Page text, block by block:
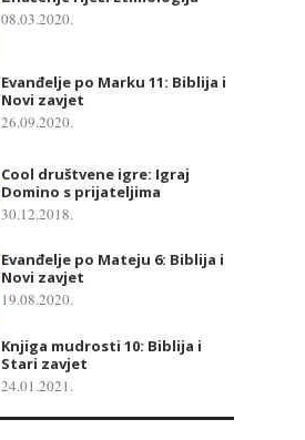
08.03.2020.
Evanđelje po Marku 11: Biblija i
Novi zavjet
26.09.2020.
Cool društvene igre: Igraj
Domino s prijateljima
30.12.2018.
Evanđelje po Mateju 6: Biblija i
Novi zavjet
19.08.2020.
Knjiga mudrosti 10: Biblija i
Stari zavjet
24.01.2021.